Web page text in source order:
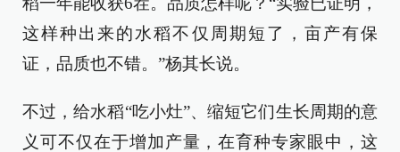
这样种出来的水稻不仅周期短了，亩产有保
证，品质也不错。”杨其长说。
不过，给水稻“吃小灶”、缩短它们生长周期的意
义可不仅在于增加产量，在育种专家眼中，这